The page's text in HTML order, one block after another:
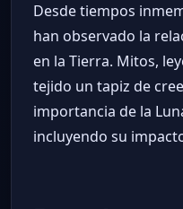
Desde tiempos
han observado la
en la Tierra. Mitos,
tejido un tapiz de
importancia de la
incluyendo su